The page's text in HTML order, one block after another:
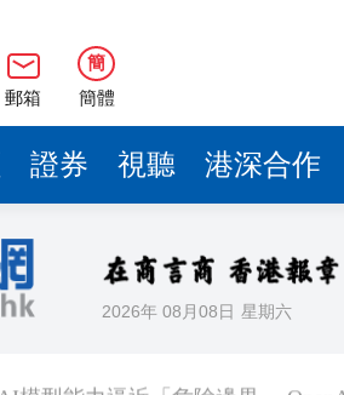
郵箱
簡
簡體
證券 視聽 港深合作
2026年 08月08日 星期六
模型能力逼近「危險邊界」